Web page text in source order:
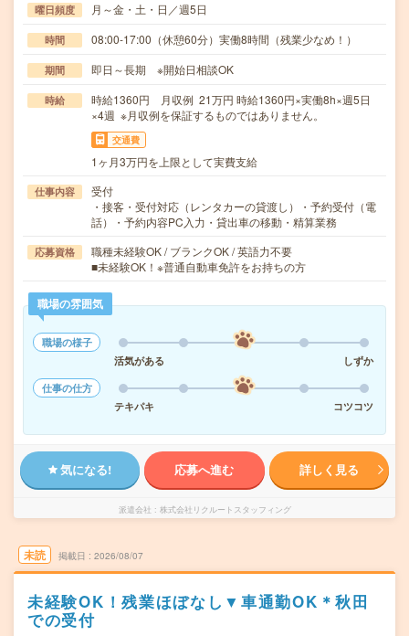
曜日頻度 月～金・土・日／週5日
時間 08:00-17:00（休憩60分）実働8時間（残業少なめ！）
期間 即日～長期 ※開始日相談OK
時給
時給1360円 月収例 21万円 時給1360円×実働8h×週5日
×4週 ※月収例を保証するものではありません。
交通費
1ヶ月3万円を上限として実費支給
仕事内容
受付
・接客・受付対応（レンタカーの貸渡し）・予約受付（電
話）・予約内容PC入力・貸出車の移動・精算業務
応募資格
職種未経験OK / ブランクOK / 英語力不要
■未経験OK！※普通自動車免許をお持ちの方
職場の雰囲気
職場の様子
活気がある
しずか
仕事の仕方
テキパキ
コツコツ
気になる! 応募へ進む 詳しく見る
派遣会社 株式会社リクルートスタッフィング
未読 掲載日 2026/08/07
未経験OK！残業ほぼなし▼車通勤OK＊秋田
での受付